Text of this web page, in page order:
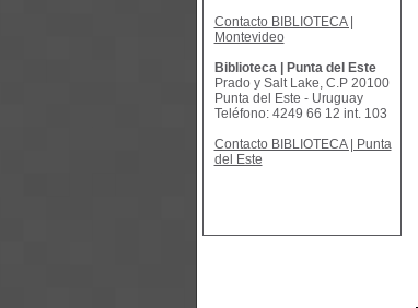
Contacto BIBLIOTECA |
Montevideo
Biblioteca | Punta del Este
Prado y Salt Lake, C.P 20100
Punta del Este - Uruguay
Teléfono: 4249 66 12 int. 103
Contacto BIBLIOTECA | Punta
del Este